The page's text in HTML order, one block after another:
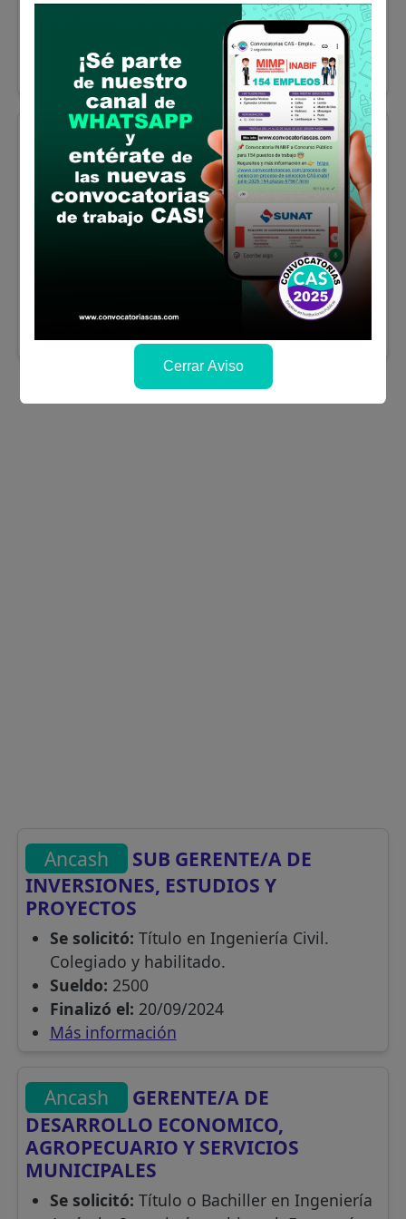
Ambiental o su equivalente.
Finalizó el:11/04/2025
Más información
Ancash
REGISTRADOR PARA EL
AREA DE REGISTRO CIVIL
Se solicitó:Egresado o su equivalente,
otorgado por la universidad, y/o técnico,
en Comunicación, Ciencias Sociales,
Informática. y otros afines al cargo.
Finalizó el:20/09/2024
Más información
Ancash
SUB GERENTE/A DE
INVERSIONES, ESTUDIOS Y
PROYECTOS
Se solicitó: Título en Ingeniería Civil.
Colegiado y habilitado.
Sueldo: 2500
Finalizó el: 20/09/2024
Más información
Ancash
GERENTE/A DE
DESARROLLO ECONOMICO,
AGROPECUARIO Y SERVICIOS
MUNICIPALES
Se solicitó: Título o Bachiller en Ingeniería
Cerrar Aviso